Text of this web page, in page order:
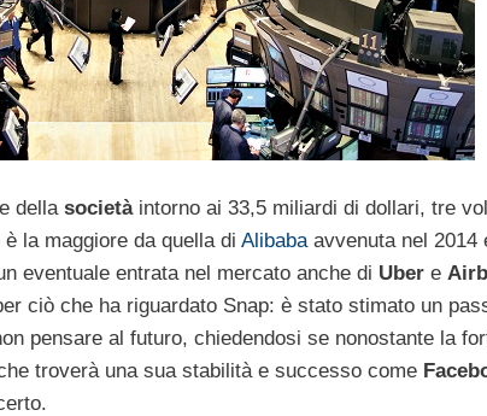
della societàintorno ai 33,5 miliardi di dollari, tre
la maggiore da quella di Alibaba avvenuta nel 2014
eventuale entrata nel mercato anche di Uber e
ciò che ha riguardato Snap: è stato stimato un
pensare al futuro, chiedendosi se nonostante la
troverà una sua stabilità e successo come